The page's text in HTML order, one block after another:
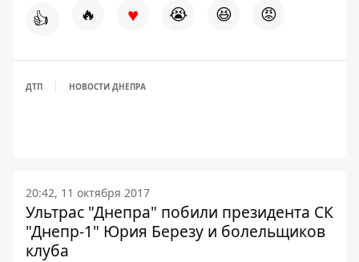
👍 🔥 ♥ 😭 😆 😡
ДТП НОВОСТИ ДНЕПРА
20:42, 11 октября 2017
Ультрас "Днепра" побили президента СК
"Днепр-1" Юрия Березу и болельщиков
клуба